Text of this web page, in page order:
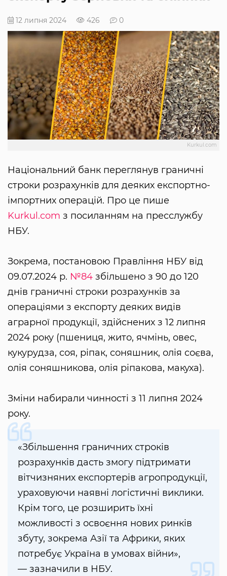
12 липня 2024 426 0
Kurkul.com
Національний банк переглянув граничні
строки розрахунків для деяких експортно-
імпортних операцій. Про це пише
Kurkul.com з посиланням на пресслужбу
НБУ.
Зокрема, постановою Правління НБУ від
09.07.2024 р. №84 збільшено з 90 до 120
днів граничні строки розрахунків за
операціями з експорту деяких видів
аграрної продукції, здійснених з 12 липня
2024 року (пшениця, жито, ячмінь, овес,
кукурудза, соя, ріпак, соняшник, олія соєва,
олія соняшникова, олія ріпакова, макуха).
Зміни набирали чинності з 11 липня 2024
року.
«Збільшення граничних строків
розрахунків дасть змогу підтримати
вітчизняних експортерів агропродукції,
ураховуючи наявні логістичні виклики.
Крім того, це розширить їхні
можливості з освоєння нових ринків
збуту, зокрема Азії та Африки, яких
потребує Україна в умовах війни»,
— зазначили в НБУ.